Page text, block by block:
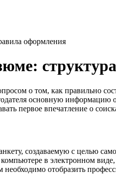
оформления
о том, как правильно
основную
первое впечатление о
создаваемую с целью
в электронном
необходимо отобразить